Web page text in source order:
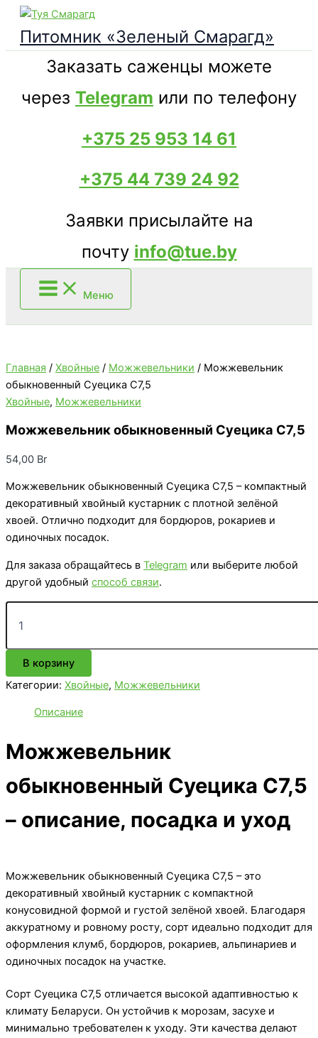
Перейти
содержимому
Питомник «Зеленый Смарагд»
Заказать саженцы можете
через Telegram или по телефону
+375 25 953 14 61
+375 44 739 24 92
Заявки присылайте на
почту info@tue.by
Меню
Главная / Хвойные / Можжевельники / Можжевельник
обыкновенный Суецика C7,5
Хвойные, Можжевельники
Можжевельник обыкновенный Суецика C7,5
54,00 Br
Можжевельник обыкновенный Суецика C7,5 – компактный
декоративный хвойный кустарник с плотной зелёной
хвоей. Отлично подходит для бордюров, рокариев и
одиночных посадок.
Для заказа обращайтесь в Telegram или выберите любой
другой удобный способ связи.
Количество
товара
обыкновенный
Суецика
C7,5
В корзину
Категории: Хвойные, Можжевельники
Описание
Можжевельник
обыкновенный Суецика C7,5
– описание, посадка и уход
Можжевельник обыкновенный Суецика C7,5 – это
декоративный хвойный кустарник с компактной
конусовидной формой и густой зелёной хвоей. Благодаря
аккуратному и ровному росту, сорт идеально подходит для
оформления клумб, бордюров, рокариев, альпинариев и
одиночных посадок на участке.
Сорт Суецика C7,5 отличается высокой адаптивностью к
климату Беларуси. Он устойчив к морозам, засухе и
минимально требователен к уходу. Эти качества делают